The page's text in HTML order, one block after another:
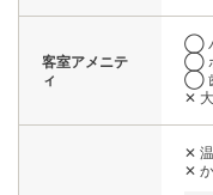
客室アメニテ
ィ
◯
◯
◯
✕
✕
✕